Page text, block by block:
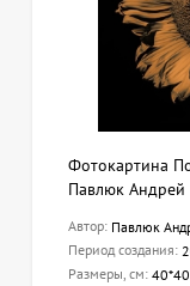
В нашем каталоге
Наш
Ассортимент
сертификатом
предлагаем
Фотокартина
Павлюк Андрей
Автор: Павлюк
Период создания:
Размеры, см: 40*40